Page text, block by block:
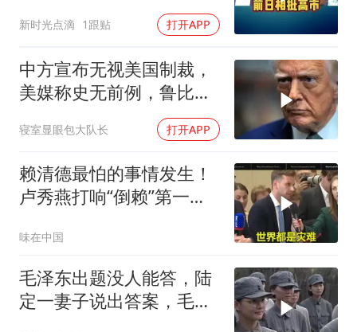
新时光点滴 1跟贴 打开APP
中方宣布无视美国制裁，
美媒称史无前例，鲁比
奥：或追加二次制裁
寝室显眼包大队长 打开APP
赖清德最怕的事情发生！
卢秀燕打响“倒赖”第一
味在中国
毛泽东出题没人能答，陆
定一妻子说出答案，毛主